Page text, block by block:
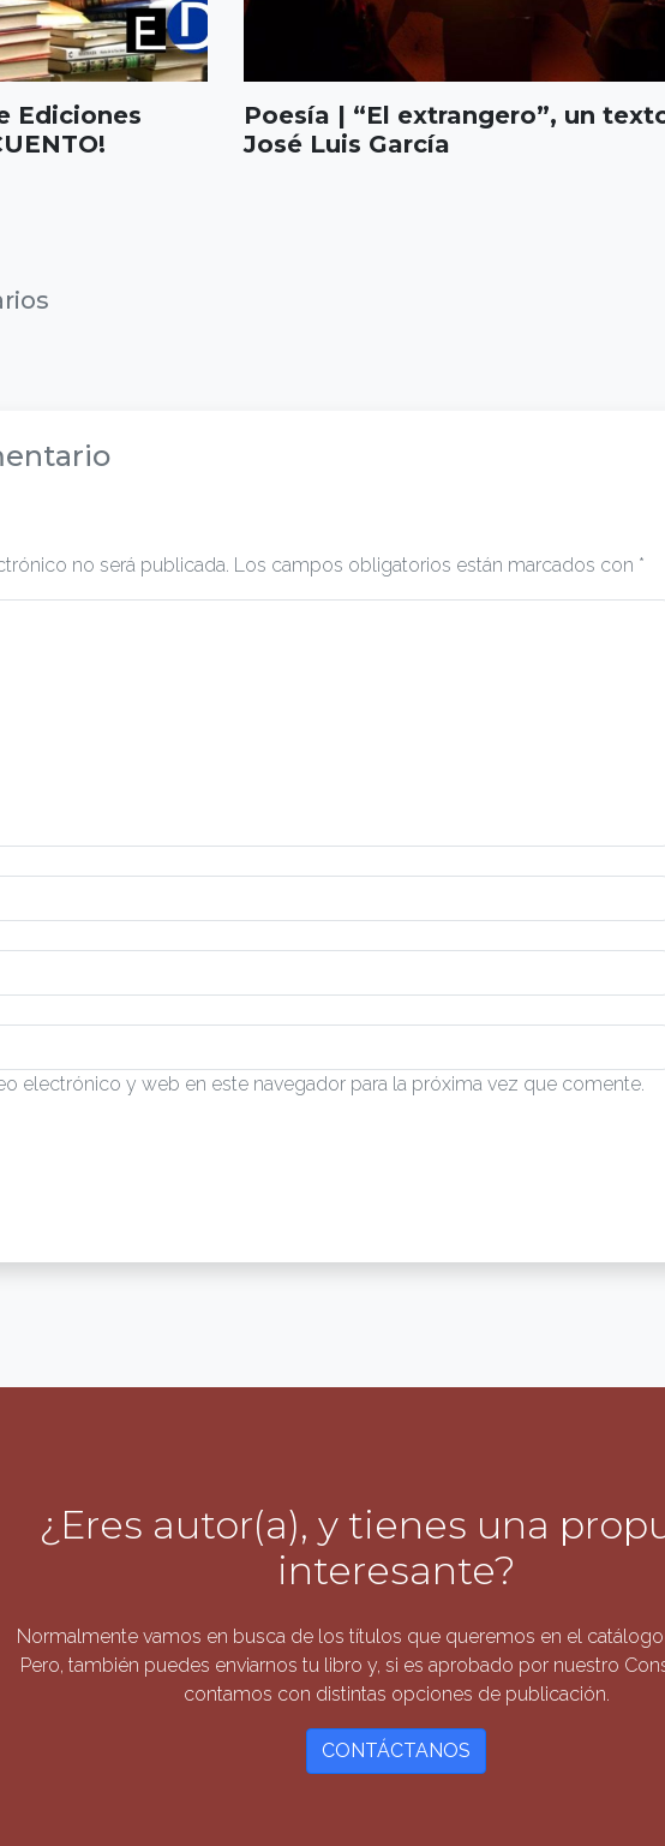
Ediciones
Poesía | “El extrangero”, un
José Luis García
no será publicada. Los campos obligatorios están marcados con *
electrónico y web en este navegador para la próxima vez que comente.
¿Eres autor(a), y tienes una
interesante?
Normalmente vamos en busca de los títulos que queremos en el
Pero, también puedes enviarnos tu libro y, si es aprobado por nuestro
contamos con distintas opciones de publicación.
CONTÁCTANOS